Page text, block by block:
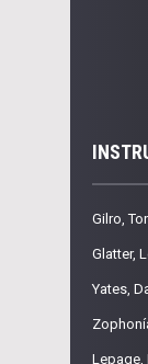
Gilro,
Glatter,
Yates,
Lepage,